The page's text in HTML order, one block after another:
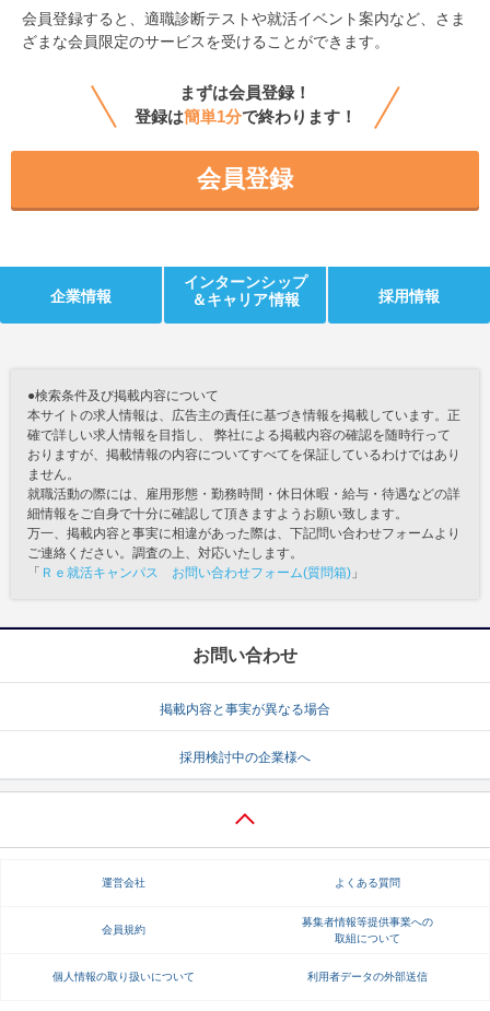
会員登録すると、 適職診断テストや就活イベント案内など、さま
ざまな会員限定のサービスを受けることができます。
まずは会員登録！
登録は簡単1分で終わります！
会員登録
企業情報
インターンシップ
＆キャリア情報
採用情報
●検索条件及び掲載内容について
本サイトの求人情報は、広告主の責任に基づき情報を掲載しています。正
確で詳しい求人情報を目指し、 弊社による掲載内容の確認を随時行って
おりますが、掲載情報の内容についてすべてを保証しているわけではあり
ません。
就職活動の際には、雇用形態・勤務時間・休日休暇・給与・待遇などの詳
細情報をご自身で十分に確認して頂きますようお願い致します。
万一、掲載内容と事実に相違があった際は、下記問い合わせフォームより
ご連絡ください。調査の上、対応いたします。
「 Ｒｅ就活キャンパス お問い合わせフォーム(質問箱) 」
お問い合わせ
掲載内容と事実が異なる場合
採用検討中の企業様へ
運営会社 よくある質問
会員規約
募集者情報等提供事業への
取組について
個人情報の取り扱いについて 利用者データの外部送信